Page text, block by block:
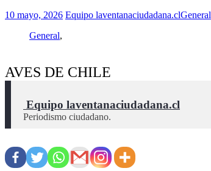
10 mayo, 2026 Equipo laventanaciudadana.clGeneral
General,
AVES DE CHILE
Equipo laventanaciudadana.cl
Periodismo ciudadano.